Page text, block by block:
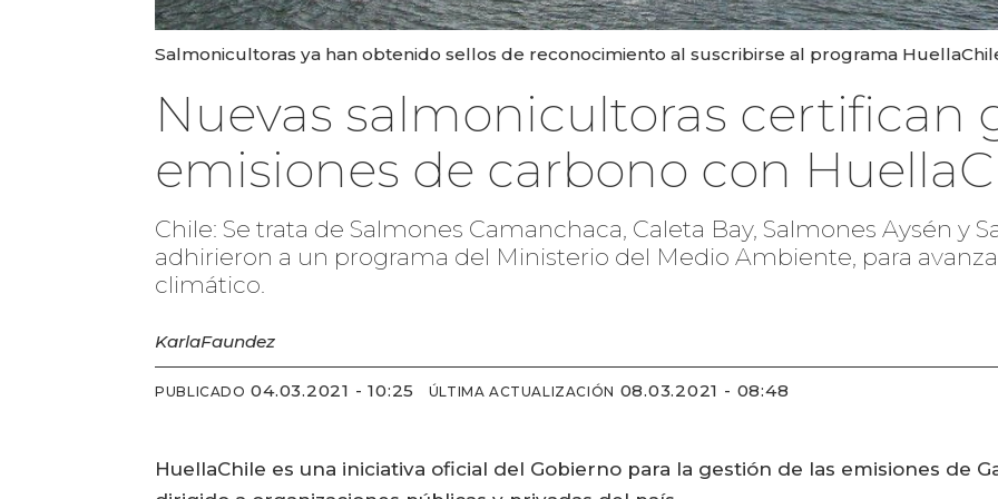
Salmonicultoras ya han obtenido sellos de reconocimiento al suscribirse al programa
Nuevas salmonicultoras certifican
emisiones de carbono con
Chile: Se trata de Salmones Camanchaca, Caleta Bay, Salmones Aysén y
adhirieron a un programa del Ministerio del Medio Ambiente, para
climático.
KarlaFaundez
PUBLICADO 04.03.2021 - 10:25 ÚLTIMA ACTUALIZACIÓN 08.03.2021 - 08:48
HuellaChile es una iniciativa oficial del Gobierno para la gestión de las emisiones de